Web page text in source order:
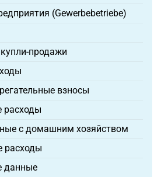
(Gewerbebetriebe)
продажи
взносы
расходы
с домашним хозяйством
расходы
данные